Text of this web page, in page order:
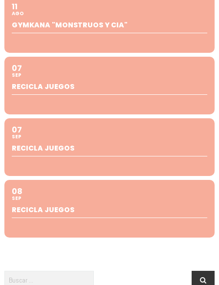
11
AGO
GYMKANA "MONSTRUOS Y CIA"
07
SEP
RECICLA JUEGOS
07
SEP
RECICLA JUEGOS
08
SEP
RECICLA JUEGOS